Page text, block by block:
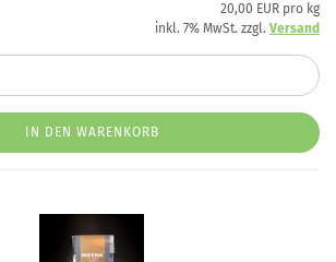
20,00 EUR pro kg
inkl. 7% MwSt. zzgl. Versand
IN DEN WARENKORB